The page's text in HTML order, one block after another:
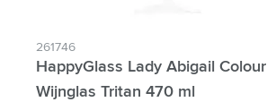
261746
HappyGlass Lady Abigail Colour
Wijnglas Tritan 470 ml